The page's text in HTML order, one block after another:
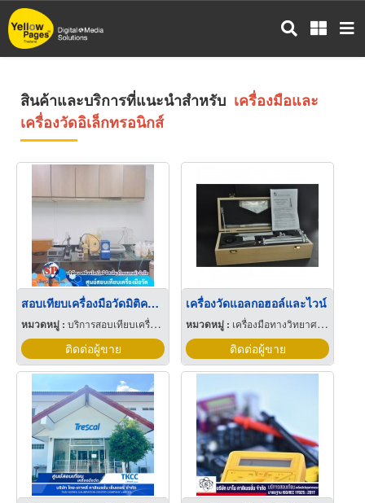
ข้าม
ไป
สินค้าและบริการที่แนะนำสำหรับ เครื่องมือและ
เครื่องวัดอิเล็กทรอนิกส์
สอบเทียบเครื่องมือวัดมิติความยาว
หมวดหมู่ : บริการสอบเทียบเครื่องมือวัด
ติดต่อผู้ขาย
เครื่องวัดแอลกอฮอล์และไวน์
หมวดหมู่ : เครื่องมือทางวิทยาศาสตร์
ติดต่อผู้ขาย